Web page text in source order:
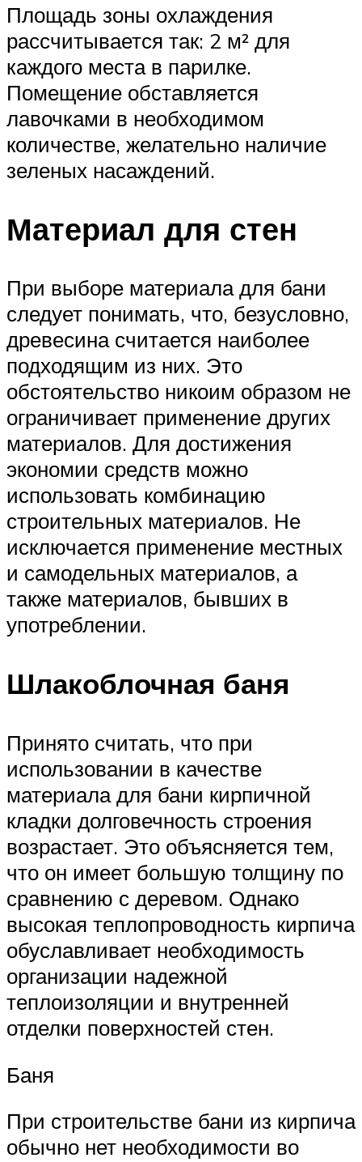
Площадь зоны охлаждения
рассчитывается так: 2 м² для
каждого места в парилке.
Помещение обставляется
лавочками в необходимом
количестве, желательно наличие
зеленых насаждений.
Материал для стен
При выборе материала для бани
следует понимать, что, безусловно,
древесина считается наиболее
подходящим из них. Это
обстоятельство никоим образом не
ограничивает применение других
материалов. Для достижения
экономии средств можно
использовать комбинацию
строительных материалов. Не
исключается применение местных
и самодельных материалов, а
также материалов, бывших в
употреблении.
Шлакоблочная баня
Принято считать, что при
использовании в качестве
материала для бани кирпичной
кладки долговечность строения
возрастает. Это объясняется тем,
что он имеет большую толщину по
сравнению с деревом. Однако
высокая теплопроводность кирпича
обуславливает необходимость
организации надежной
теплоизоляции и внутренней
отделки поверхностей стен.
Баня
При строительстве бани из кирпича
обычно нет необходимости во